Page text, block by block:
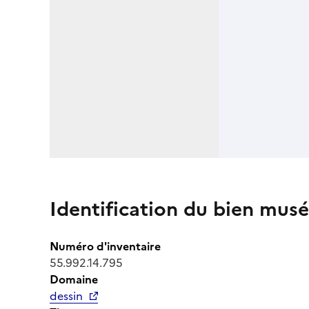
Identification du bien
Numéro d'inventaire
55.992.14.795
Domaine
dessin